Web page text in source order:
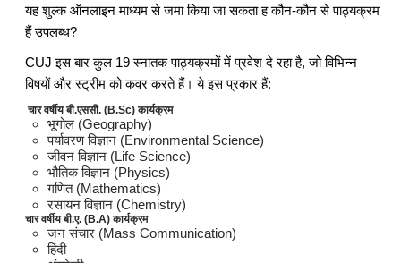
यह शुल्क ऑनलाइन माध्यम से जमा किया जा सकता ह कौन-कौन से पाठ्यक्रम
हैं उपलब्ध?
CUJ इस बार कुल 19 स्नातक पाठ्यक्रमों में प्रवेश दे रहा है, जो विभिन्न
विषयों और स्ट्रीम को कवर करते हैं। ये इस प्रकार हैं:
चार वर्षीय बी.एससी. (B.Sc) कार्यक्रम
भूगोल (Geography)
पर्यावरण विज्ञान (Environmental Science)
जीवन विज्ञान (Life Science)
भौतिक विज्ञान (Physics)
गणित (Mathematics)
रसायन विज्ञान (Chemistry)
चार वर्षीय बी.ए. (B.A) कार्यक्रम
जन संचार (Mass Communication)
हिंदी